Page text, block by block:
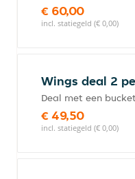
€ 60,00
incl. statiegeld (€ 0,00)
Wings deal 2
Deal met een
€ 49,50
incl. statiegeld (€ 0,00)